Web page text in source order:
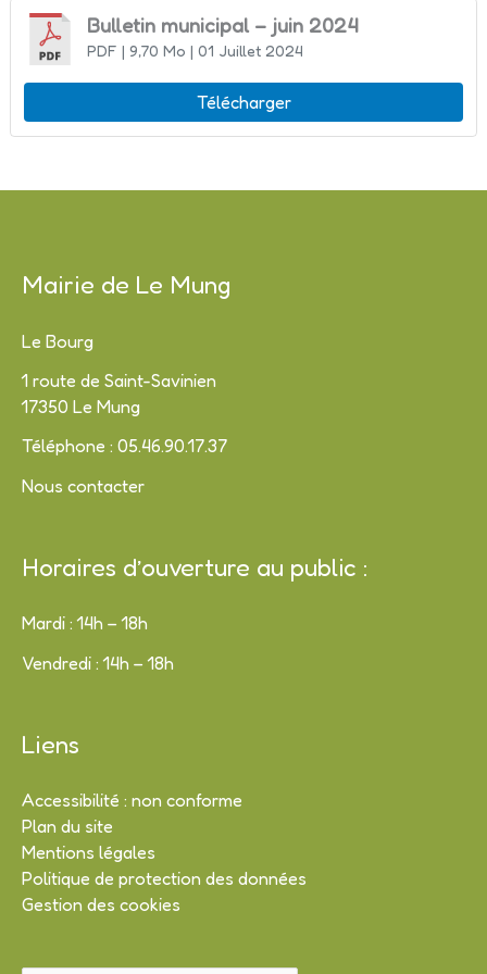
Bulletin municipal – juin 2024
PDF | 9,70 Mo | 01 Juillet 2024
Télécharger
Mairie de Le Mung
Le Bourg
1 route de Saint-Savinien
17350 Le Mung
Téléphone : 05.46.90.17.37
Nous contacter
Horaires d’ouverture au public :
Mardi : 14h – 18h
Vendredi : 14h – 18h
Liens
Accessibilité : non conforme
Plan du site
Mentions légales
Politique de protection des données
Gestion des cookies